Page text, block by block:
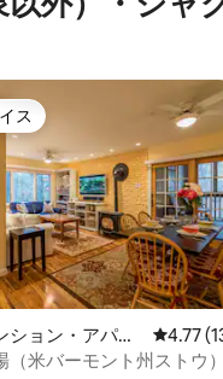
つ星の平均評価
ス
ス
ション・アパー
レビュ
4.77
（米バーモント州ストウ）